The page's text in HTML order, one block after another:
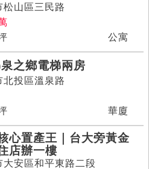
松山區三民路
公寓
之鄉電梯兩房
北投區溫泉路
華廈
心置產王｜台大旁黃金
店辦一樓
大安區和平東路二段